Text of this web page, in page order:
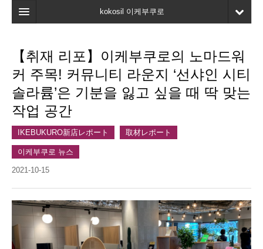
kokosil 이케부쿠로
지도
최신정보
고객평가
마이페이지
즐겨찾기
【취재 리포】이케부쿠로의 노마드워
커 주목! 커뮤니티 라운지 ‘선샤인 시티
솔라륨’은 기분을 잃고 싶을 때 딱 맞는
작업 공간
IKEBUKURO新店レポート 取材レポート
이케부쿠로 뉴스
2021-10-15